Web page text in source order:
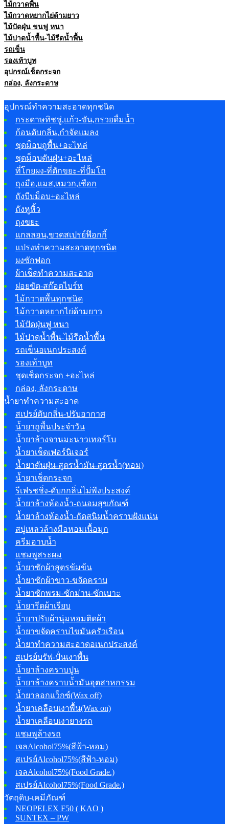
ไม้กวาดพื้น
ไม้กวาดหยากไย่ด้ามยาว
ไม้ปัดฝุ่น ขนฟู หนา
ไม้ปาดน้ำพื้น-ไม้รีดน้ำพื้น
รถเข็น
รองเท้าบูท
อุปกรณ์เช็ดกระจก
กล่อง, ลังกระดาษ
อุปกรณ์ทำความสะอาดทุกชนิด
กระดาษทิชชู่,แก้ว-ขัน,กรวยดื่มน้ำ
ก้อนดับกลิ่น,กำจัดแมลง
ชุดม็อบถูพื้น+อะไหล่
ชุดม็อบดันฝุ่น+อะไหล่
ที่โกยผง-ที่ตักขยะ-ที่ปั้มโถ
ถุงมือ,แมส,หมวก,เชือก
ถังบีบม็อบ+อะไหล่
ถังหูหิ้ว
ถุงขยะ
แกลลอน,ขวดสเปรย์ฟ๊อกกี้
แปรงทำความสะอาดทุกชนิด
ผงซักฟอก
ผ้าเช็ดทำความสะอาด
ฝอยขัด-สก๊อตไบร์ท
ไม้กวาดพื้นทุกชนิด
ไม้กวาดหยากไย่ด้ามยาว
ไม้ปัดฝุ่นฟู หนา
ไม้ปาดน้ำพื้น-ไม้รีดน้ำพื้น
รถเข็นอเนกประสงค์
รองเท้าบูท
ชุดเช็ดกระจก +อะไหล่
กล่อง, ลังกระดาษ
น้ำยาทำความสะอาด
สเปรย์ดับกลิ่น-ปรับอากาศ
น้ำยาถูพื้นประจำวัน
น้ำยาล้างจานมะนาวเทอร์โบ
น้ำยาเช็ดเฟอร์นิเจอร์
น้ำยาดันฝุ่น-สูตรน้ำมัน-สูตรน้ำ(หอม)
น้ำยาเช็ดกระจก
รีเฟรชชิ่ง-ดับกกลิ่นไม่พึงประสงค์
น้ำยาล้างห้องน้ำ-ถนอมสุขภัณฑ์
น้ำยาล้างห้องน้ำ-กัดสนิมน้ำคราบฝังแน่น
สบู่เหลวล้างมือหอมเนื้อมุก
ครีมอาบน้ำ
แชมพูสระผม
น้ำยาซักผ้าสูตรข้มข้น
น้ำยาซักผ้าขาว-ขจัดคราบ
น้ำยาซักพรม-ซักม่าน-ซักเบาะ
น้ำยารีดผ้าเรียบ
น้ำยาปรับผ้านุ่มหอมติดผ้า
น้ำยาขจัดคราบไขมันครัวเรือน
น้ำยาทำความสะอาดอเนกประสงค์
สเปรย์บรัฟ-ปั่นเงาพื้น
น้ำยาล้างคราบปูน
น้ำยาล้างคราบน้ำมันอุตสาหกรรม
น้ำยาลอกแว็กซ์(Wax off)
น้ำยาเคลือบเงาพื้น(Wax on)
น้ำยาเคลือบเงายางรถ
แชมพูล้างรถ
เจลAlcohol75%(สีฟ้า-หอม)
สเปรย์Alcohol75%(สีฟ้า-หอม)
เจลAlcohol75%(Food Grade.)
สเปรย์Alcohol75%(Food Grade.)
วัตถุดิบ-เคมีภัณฑ์
NEOPELEX F50 ( KAO )
SUNTEX – PW